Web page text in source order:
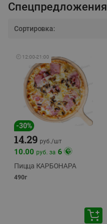
Спецпредложения
Сортировка:
🕘 12:00-21:00
-30%
14.29 руб./шт
10.00 руб. за 6
Пицца КАРБОНАРА
490г